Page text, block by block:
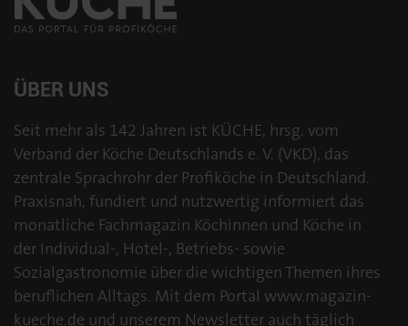
ÜBER UNS
Seit mehr als 142 Jahren ist KÜCHE, hrsg. vom
Verband der Köche Deutschlands e. V. (VKD), das
zentrale Sprachrohr der Profiköche in Deutschland.
Praxisnah, fundiert und nutzwertig informiert das
monatliche Fachmagazin Köchinnen und Köche in
der Individual-, Hotel-, Betriebs- sowie
Sozialgastronomie über die wichtigen Themen ihres
beruflichen Alltags. Mit dem Portal www.magazin-
kueche.de und unserem Newsletter auch täglich